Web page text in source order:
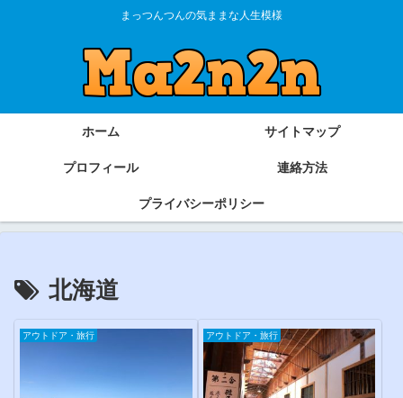
まっつんつんの気ままな人生模様
ホーム サイトマップ
プロフィール 連絡方法
プライバシーポリシー
北海道
アウトドア・旅行 アウトドア・旅行